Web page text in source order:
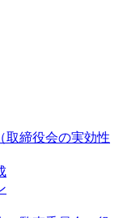
取締役会の実効性